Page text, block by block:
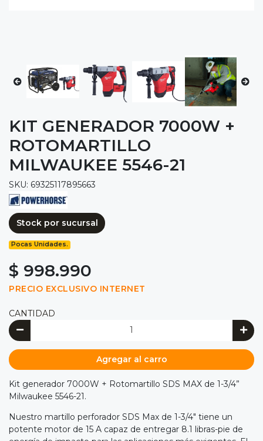
KIT GENERADOR 7000W +
ROTOMARTILLO
MILWAUKEE 5546-21
SKU: 69325117895663
Stock por sucursal
Pocas Unidades.
$ 998.990
PRECIO EXCLUSIVO INTERNET
CANTIDAD
Agregar al carro
Kit generador 7000W + Rotomartillo SDS MAX de 1-3/4”
Milwaukee 5546-21.
Nuestro martillo perforador SDS Max de 1-3/4" tiene un
potente motor de 15 A capaz de entregar 8.1 libras-pie de